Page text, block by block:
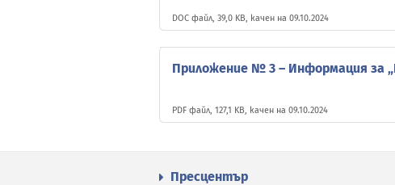
DOC файл, 39,0 KB, качен на 09.10.2024
Приложение № 3 – Информация за
PDF файл, 127,1 KB, качен на 09.10.2024
Пресцентър